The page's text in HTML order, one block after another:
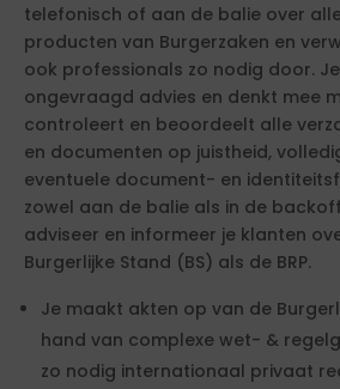
telefonisch of aan de balie over
producten van Burgerzaken en
ook professionals zo nodig door.
ongevraagd advies en denkt mee
controleert en beoordeelt alle
en documenten op juistheid,
eventuele document- en
zowel aan de balie als in de
adviseer en informeer je klanten
Burgerlijke Stand (BS) als de BRP.
Je maakt akten op van de
hand van complexe wet- &
zo nodig internationaal privaat